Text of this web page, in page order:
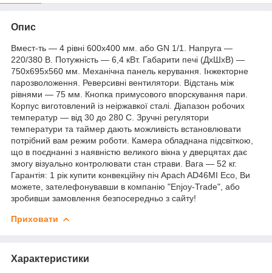
Опис
Вмест-ть — 4 рівні 600х400 мм. або GN 1/1. Напруга —
220/380 В. Потужність — 6,4 кВт. Габарити печі (ДхШхВ) —
750х695х560 мм. Механічна панель керування. Інжекторне
парозволоження. Реверсивні вентилятори. Відстань між
рівнями — 75 мм. Кнопка примусового впорскування пари.
Корпус виготовлений із неіржавкої сталі. Діапазон робочих
температур — від 30 до 280 С. Зручні регулятори
температури та таймер дають можливість встановлювати
потрібний вам режим роботи. Камера обладнана підсвіткою,
що в поєднанні з наявністю великого вікна у дверцятах дає
змогу візуально контролювати стан страви. Вага — 52 кг.
Гарантія: 1 рік купити конвекційну піч Apach AD46MI Eco, Ви
можете, зателефонувавши в компанію "Enjoy-Trade", або
зробивши замовлення безпосередньо з сайту!
Приховати
Характеристики